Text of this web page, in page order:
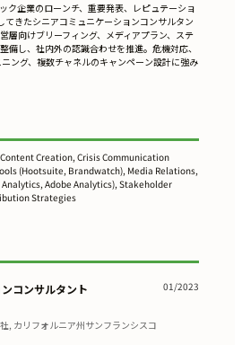
ク企業のローンチ、重要発表、レピュテーショ
てきたシニアコミュニケーションコンサルタン
層向けブリーフィング、メディアプラン、ステ
備し、社内外の認識合わせを推進。危機対応、
ング、複数チャネルのキャンペーン設計に強み
Creation, Crisis Communication
(Hootsuite, Brandwatch), Media Relations,
Adobe Analytics), Stakeholder
Strategies
コンサルタント 01/2023
, カリフォルニア州サンフランシスコ